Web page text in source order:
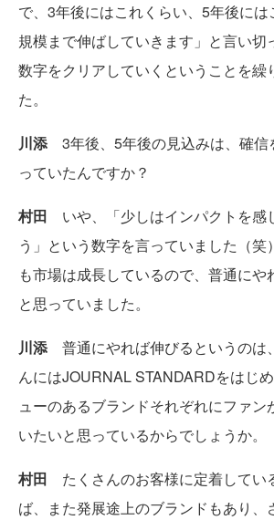
で、3年後にはこれくらい、5年後に
規模まで伸ばしていきます」と言い切
数字をクリアしていくということを繰
た。
川添 3年後、5年後の見込みは、確信
っていたんですか？
村田 いや、「少しはインパクトを感
う」という数字を言っていました（笑
も市場は成長しているので、普通にや
と思っていました。
川添 普通にやれば伸びるというのは
んにはJOURNAL STANDARDをはじ
ューのあるブランドそれぞれにファン
いたいと思っているからでしょうか。
村田 たくさんのお客様に定着してい
ば、また発展途上のブランドもあり、